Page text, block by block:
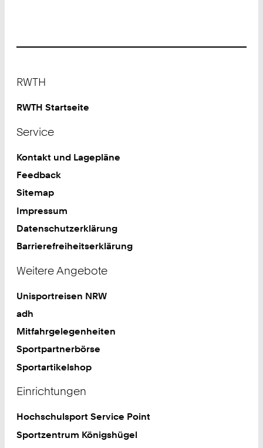
RWTH
RWTH Startseite
Service
Kontakt und Lagepläne
Feedback
Sitemap
Impressum
Datenschutzerklärung
Barrierefreiheitserklärung
Weitere Angebote
Unisportreisen NRW
adh
Mitfahrgelegenheiten
Sportpartnerbörse
Sportartikelshop
Einrichtungen
Hochschulsport Service Point
Sportzentrum Königshügel